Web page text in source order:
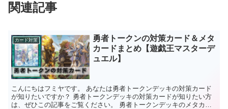
関連記事
カード対策
勇者トークンの対策カード＆メタ
カードまとめ【遊戯王マスターデ
ュエル】
こんにちはフミヤです。 あなたは勇者トークンデッキの対策カード
が知りたいですか？ 勇者トークンデッキの対策カードが知りたい方
は、ぜひこの記事をご覧ください。 勇者トークンデッキのメタカー